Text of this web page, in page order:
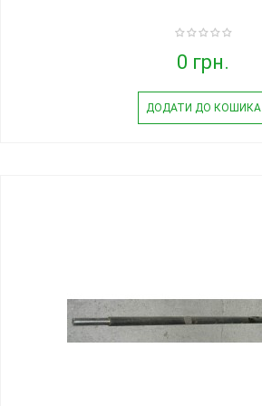
0 грн.
ДОДАТИ ДО КОШИКА